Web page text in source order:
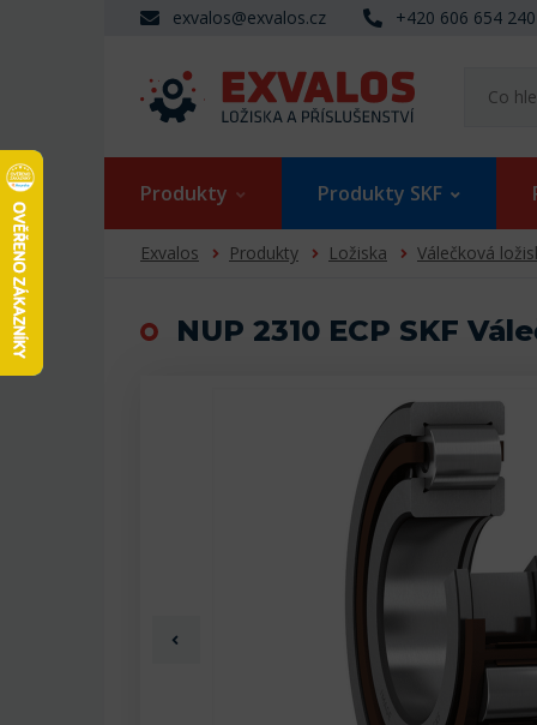
exvalos@exvalos.cz +420 606 654 240
Produkty Produkty SKF
Exvalos Produkty Ložiska Válečková
NUP 2310 ECP SKF